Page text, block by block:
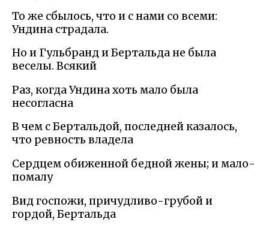
То же сбылось, что и с нами со всеми:
Ундина страдала.
Но и Гульбранд и Бертальда не была
веселы. Всякий
Раз, когда Ундина хоть мало была
несогласна
В чем с Бертальдой, последней казалось,
что ревность владела
Сердцем обиженной бедной жены; и мало-
помалу
Вид госпожи, причудливо-грубой и
гордой, Бертальда